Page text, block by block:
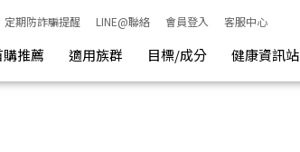
定期防詐騙提醒 LINE@聯絡 會員登入 客服中心
購推薦 適用族群 目標/成分 健康資訊站